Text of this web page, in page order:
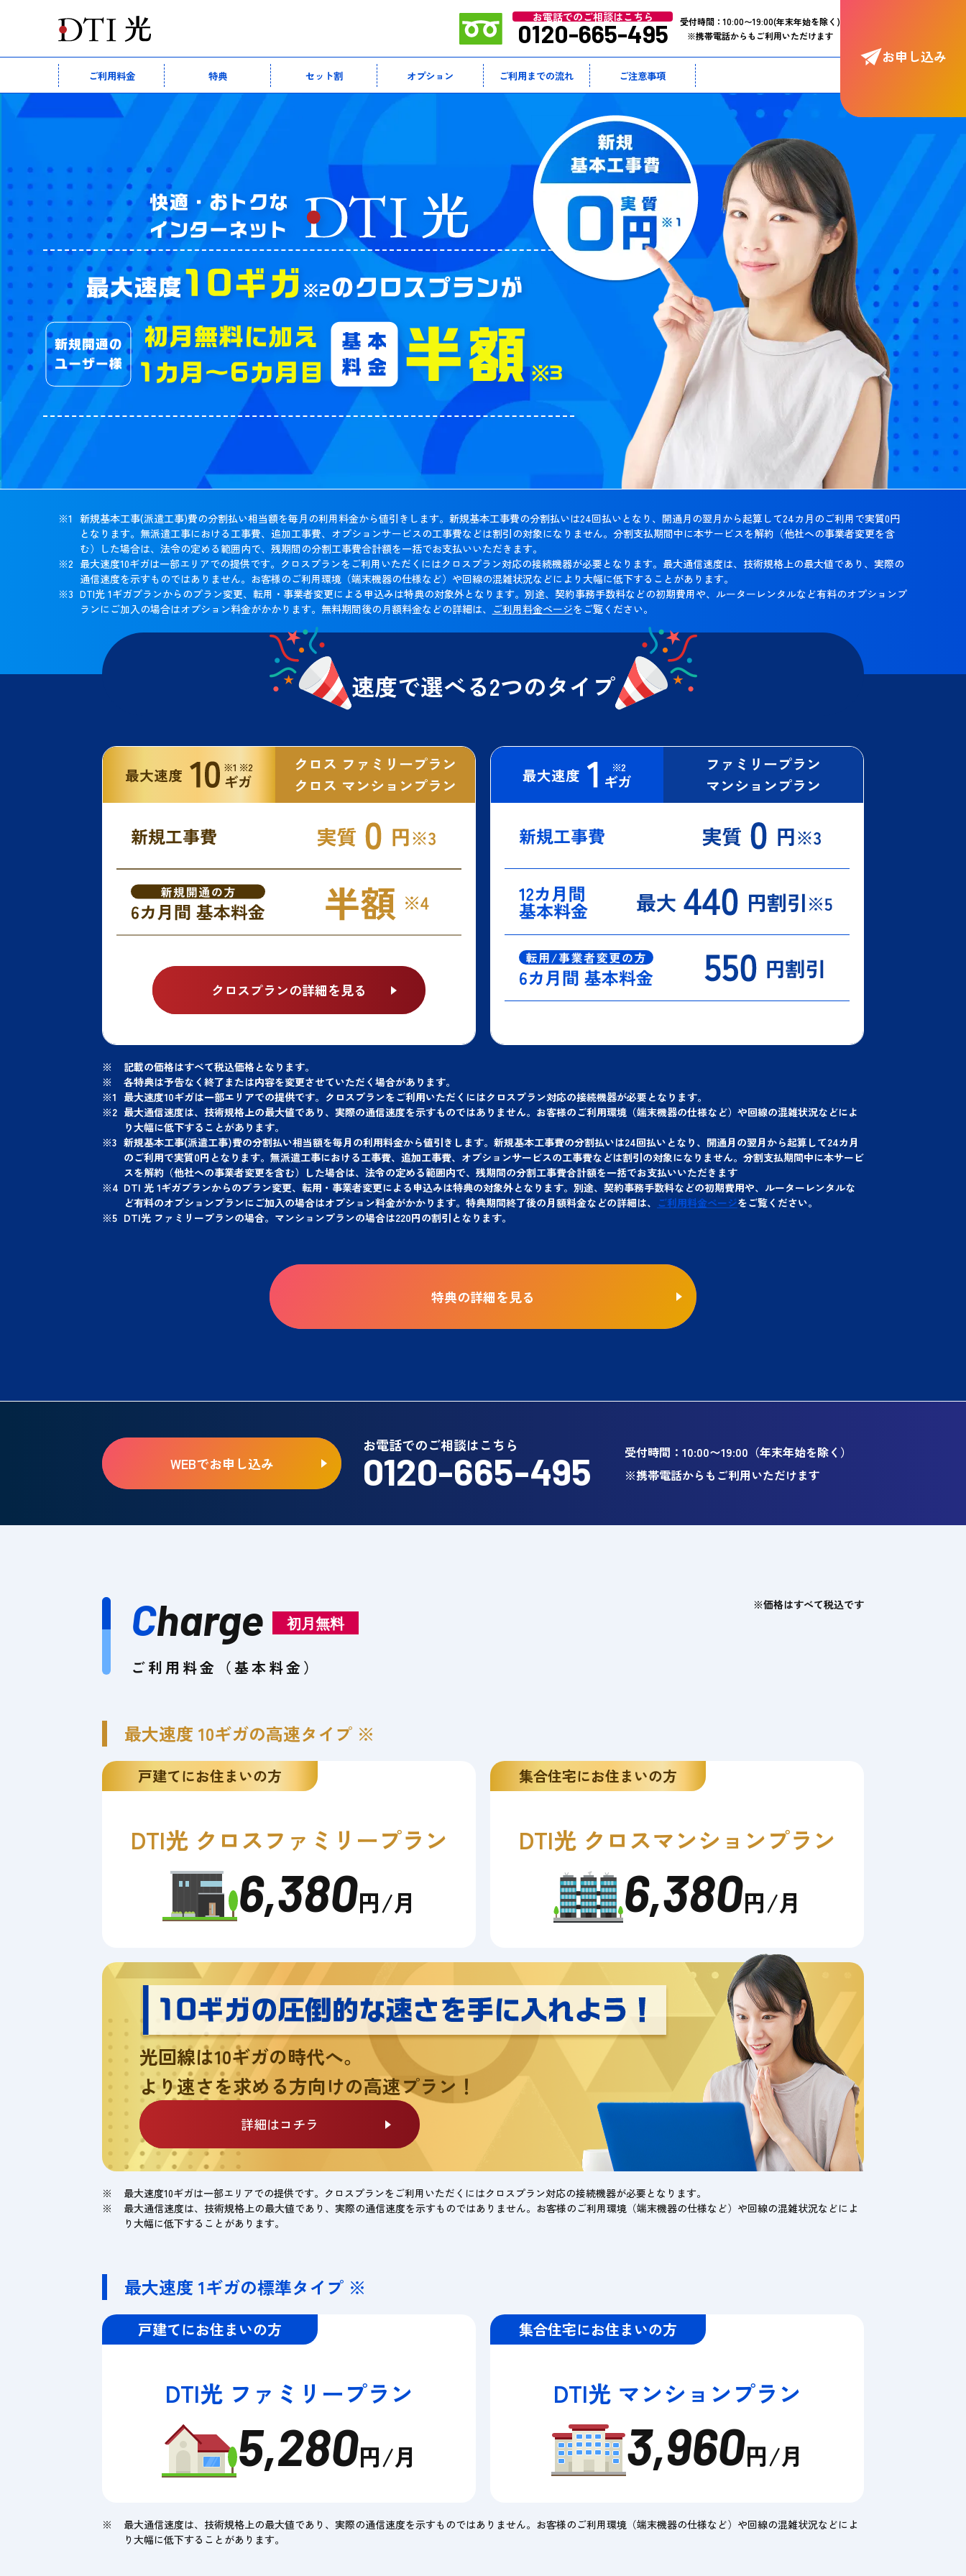
お電話でのご相談はこちら
0120-665-495 受付時間：10:00〜19:00(年末年始を除く)
※携帯電話からもご利用いただけます
お申し込み
ご利用料金 特典 セット割 オプション ご利用までの流れ ご注意事項
新規基本工事(派遣工事)費の分割払い相当額を毎月の利用料金から値引きします。新規基本工事費の分割払いは24回払いとなり、開通月の翌月から起算して24カ月のご利用で実質0円
となります。無派遣工事における工事費、追加工事費、オプションサービスの工事費などは割引の対象になりません。分割支払期間中に本サービスを解約（他社への事業者変更を含
む）した場合は、法令の定める範囲内で、残期間の分割工事費合計額を一括でお支払いいただきます。
最大速度10ギガは一部エリアでの提供です。クロスプランをご利用いただくにはクロスプラン対応の接続機器が必要となります。最大通信速度は、技術規格上の最大値であり、実際の
通信速度を示すものではありません。お客様のご利用環境（端末機器の仕様など）や回線の混雑状況などにより大幅に低下することがあります。
DTI光 1ギガプランからのプラン変更、転用・事業者変更による申込みは特典の対象外となります。別途、契約事務手数料などの初期費用や、ルーターレンタルなど有料のオプションプ
ランにご加入の場合はオプション料金がかかります。無料期間後の月額料金などの詳細は、 ご利用料金ページをご覧ください。
速度で選べる2つのタイプ
クロス ファミリープラン
クロス マンションプラン
クロスプランの詳細を見る
ファミリープラン
マンションプラン
記載の価格はすべて税込価格となります。
各特典は予告なく終了または内容を変更させていただく場合があります。
最大速度10ギガは一部エリアでの提供です。クロスプランをご利用いただくにはクロスプラン対応の接続機器が必要となります。
最大通信速度は、技術規格上の最大値であり、実際の通信速度を示すものではありません。お客様のご利用環境（端末機器の仕様など）や回線の混雑状況などによ
り大幅に低下することがあります。
新規基本工事(派遣工事)費の分割払い相当額を毎月の利用料金から値引きします。新規基本工事費の分割払いは24回払いとなり、開通月の翌月から起算して24カ月
のご利用で実質0円となります。無派遣工事における工事費、追加工事費、オプションサービスの工事費などは割引の対象になりません。分割支払期間中に本サービ
スを解約（他社への事業者変更を含む）した場合は、法令の定める範囲内で、残期間の分割工事費合計額を一括でお支払いいただきます
DTI 光 1ギガプランからのプラン変更、転用・事業者変更による申込みは特典の対象外となります。別途、契約事務手数料などの初期費用や、ルーターレンタルな
ど有料のオプションプランにご加入の場合はオプション料金がかかります。特典期間終了後の月額料金などの詳細は、 ご利用料金ページをご覧ください。
DTI光 ファミリープランの場合。マンションプランの場合は220円の割引となります。
特典の詳細を見る
WEBでお申し込み
お電話でのご相談はこちら
0120-665-495
受付時間：10:00〜19:00（年末年始を除く）
※携帯電話からもご利用いただけます
Charge 初月無料
ご利用料金（基本料金）
※価格はすべて税込です
最大速度 10ギガの高速タイプ ※
戸建てにお住まいの方
DTI光 クロスファミリープラン
6,380円/月
集合住宅にお住まいの方
DTI光 クロスマンションプラン
6,380円/月
光回線は10ギガの時代へ。
より速さを求める方向けの高速プラン！
詳細はコチラ
最大速度10ギガは一部エリアでの提供です。クロスプランをご利用いただくにはクロスプラン対応の接続機器が必要となります。
最大通信速度は、技術規格上の最大値であり、実際の通信速度を示すものではありません。お客様のご利用環境（端末機器の仕様など）や回線の混雑状況などによ
り大幅に低下することがあります。
最大速度 1ギガの標準タイプ ※
戸建てにお住まいの方
DTI光 ファミリープラン
5,280円/月
集合住宅にお住まいの方
DTI光 マンションプラン
3,960円/月
最大通信速度は、技術規格上の最大値であり、実際の通信速度を示すものではありません。お客様のご利用環境（端末機器の仕様など）や回線の混雑状況などによ
り大幅に低下することがあります。